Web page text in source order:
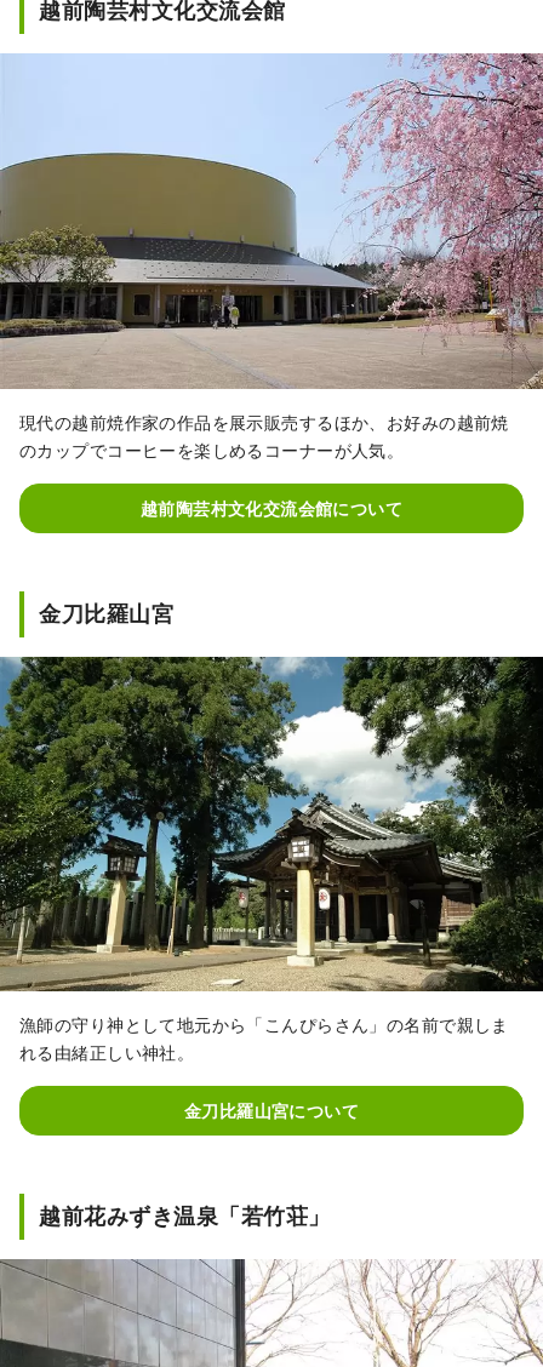
越前陶芸村文化交流会館
現代の越前焼作家の作品を展示販売するほか、お好みの越前焼
のカップでコーヒーを楽しめるコーナーが人気。
越前陶芸村文化交流会館について
金刀比羅山宮
漁師の守り神として地元から「こんぴらさん」の名前で親しま
れる由緒正しい神社。
金刀比羅山宮について
越前花みずき温泉「若竹荘」